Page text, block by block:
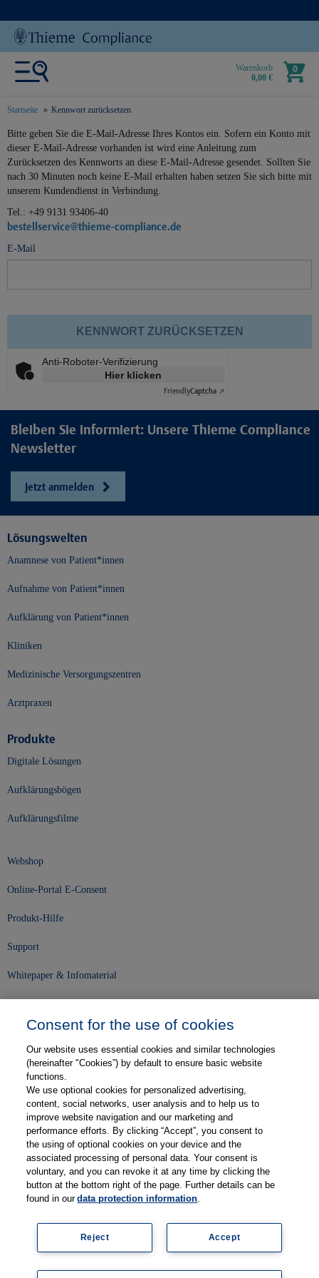
Warenkorb
0,00 €
0
Startseite Kennwort zurücksetzen
text.skipToContent
text.skipToNavigation
Bitte geben Sie die E-Mail-Adresse Ihres Kontos ein. Sofern ein Konto mit
dieser E-Mail-Adresse vorhanden ist wird eine Anleitung zum
Zurücksetzen des Kennworts an diese E-Mail-Adresse gesendet. Sollten Sie
nach 30 Minuten noch keine E-Mail erhalten haben setzen Sie sich bitte mit
unserem Kundendienst in Verbindung.
Tel.: +49 9131 93406-40
bestellservice@thieme-compliance.de
E-Mail
KENNWORT ZURÜCKSETZEN
Anti-Roboter-Verifizierung
Hier klicken
FriendlyCaptcha ⇗
Bleiben Sie informiert: Unsere Thieme Compliance
Newsletter
Jetzt anmelden
Lösungswelten
Anamnese von Patient*innen
Aufnahme von Patient*innen
Aufklärung von Patient*innen
Kliniken
Medizinische Versorgungszentren
Arztpraxen
Produkte
Digitale Lösungen
Aufklärungsbögen
Aufklärungsfilme
Webshop
Online-Portal E-Consent
Produkt-Hilfe
Support
Whitepaper & Infomaterial
Karriere
Kontakt
Web-Semniare
Anwenderberichte
Partner
Impressum Datenschutz Kontakt AGB
Consent for the use of cookies
Our website uses essential cookies and similar technologies
(hereinafter "Cookies”) by default to ensure basic website
functions.
We use optional cookies for personalized advertising,
content, social networks, user analysis and to help us to
improve website navigation and our marketing and
performance efforts. By clicking “Accept”, you consent to
the using of optional cookies on your device and the
associated processing of personal data. Your consent is
voluntary, and you can revoke it at any time by clicking the
button at the bottom right of the page. Further details can be
found in ourdata protection information.
Accept
Reject